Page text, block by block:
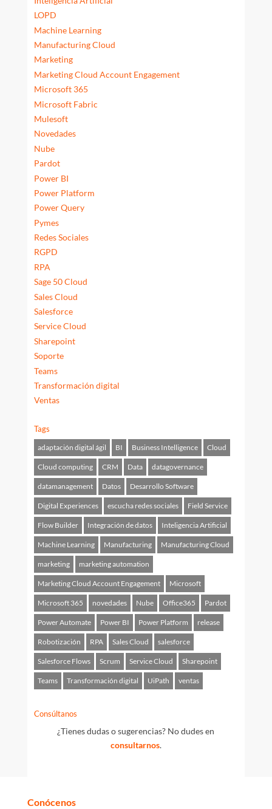
LOPD
Machine Learning
Manufacturing Cloud
Marketing
Marketing Cloud Account Engagement
Microsoft 365
Microsoft Fabric
Mulesoft
Novedades
Nube
Pardot
Power BI
Power Platform
Power Query
Pymes
Redes Sociales
RGPD
RPA
Sage 50 Cloud
Sales Cloud
Salesforce
Service Cloud
Sharepoint
Soporte
Teams
Transformación digital
Ventas
Tags
adaptación digital ágil BI Business Intelligence Cloud
Cloud computing CRM Data datagovernance
datamanagement Datos Desarrollo Software
Digital Experiences escucha redes sociales Field Service
Flow Builder Integración de datos Inteligencia Artificial
Machine Learning Manufacturing Manufacturing Cloud
marketing marketing automation
Marketing Cloud Account Engagement Microsoft
Microsoft 365 novedades Nube Office365 Pardot
Power Automate Power BI Power Platform release
Robotización RPA Sales Cloud salesforce
Salesforce Flows Scrum Service Cloud Sharepoint
Teams Transformación digital UiPath ventas
Consúltanos
¿Tienes dudas o sugerencias? No dudes en
consultarnos.
Conócenos